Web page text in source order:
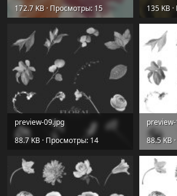
172.7 KB · Просмотры: 15
135 KB
preview-09.jpg
88.7 KB · Просмотры: 14
88.5 KB